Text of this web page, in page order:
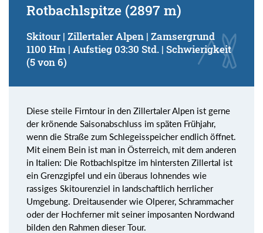
Rotbachlspitze (2897 m)
Skitour | Zillertaler Alpen | Zamsergrund
1100 Hm | Aufstieg 03:30 Std. | Schwierigkeit
(5 von 6)
Diese steile Firntour in den Zillertaler Alpen ist gerne
der krönende Saisonabschluss im späten Frühjahr,
wenn die Straße zum Schlegeisspeicher endlich öffnet.
Mit einem Bein ist man in Österreich, mit dem anderen
in Italien: Die Rotbachlspitze im hintersten Zillertal ist
ein Grenzgipfel und ein überaus lohnendes wie
rassiges Skitourenziel in landschaftlich herrlicher
Umgebung. Dreitausender wie Olperer, Schrammacher
oder der Hochferner mit seiner imposanten Nordwand
bilden den Rahmen dieser Tour.